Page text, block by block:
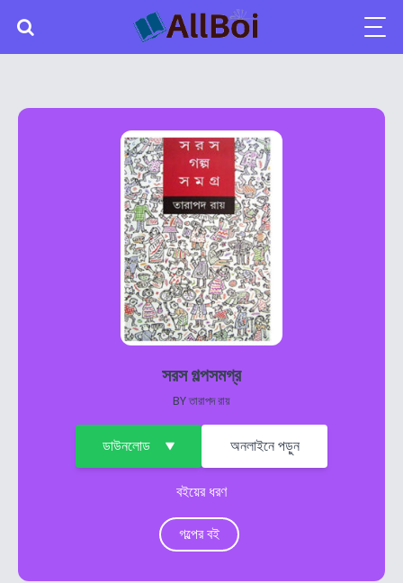
সরস গল্পসমগ্র
BYতারাপদ রায়
ডাউনলোড অনলাইনে পড়ুন
বইয়ের ধরণ
গল্পের বই